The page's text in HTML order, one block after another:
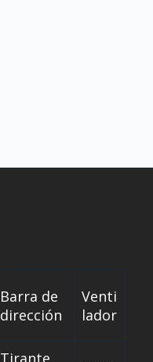
Barra de
dirección
Venti
lador
Tirante